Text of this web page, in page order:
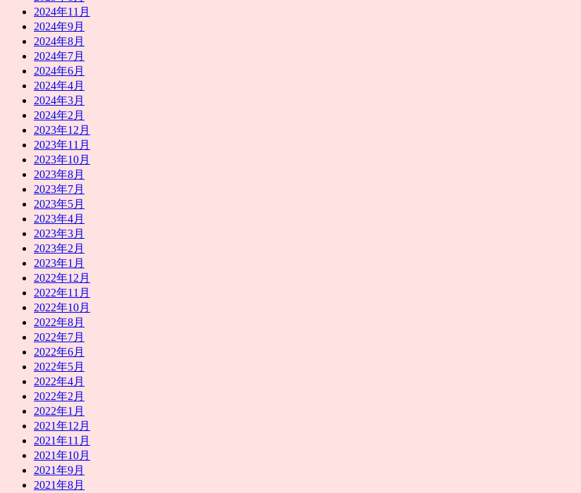
2024年11月
2024年9月
2024年8月
2024年7月
2024年6月
2024年4月
2024年3月
2024年2月
2023年12月
2023年11月
2023年10月
2023年8月
2023年7月
2023年5月
2023年4月
2023年3月
2023年2月
2023年1月
2022年12月
2022年11月
2022年10月
2022年8月
2022年7月
2022年6月
2022年5月
2022年4月
2022年2月
2022年1月
2021年12月
2021年11月
2021年10月
2021年9月
2021年8月